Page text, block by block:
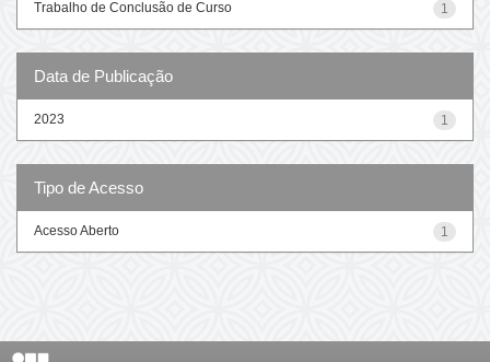
1
Trabalho de Conclusão de Curso
Data de Publicação
1
2023
Tipo de Acesso
1
Acesso Aberto